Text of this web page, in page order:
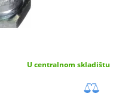
U centralnom skladištu